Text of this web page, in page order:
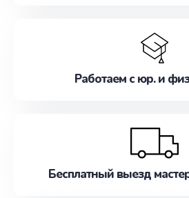
Работаем с юр. и
Бесплатный выезд